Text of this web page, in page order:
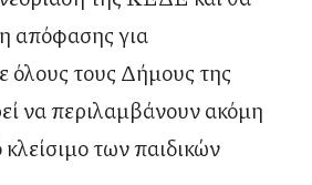
απόφασης για
όλους τους Δήμους της
να περιλαμβάνουν ακόμη
των παιδικών